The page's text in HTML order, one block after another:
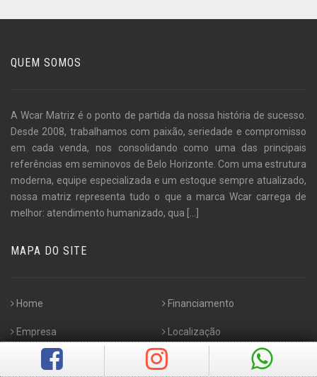
QUEM SOMOS
A Wcar Matriz é o ponto de partida da nossa história de sucesso.
Desde 2008, trabalhamos com paixão, seriedade e compromisso
em cada venda, nos consolidando como uma das principais
referências em seminovos de Belo Horizonte. Com uma estrutura
moderna, equipe especializada e um estoque sempre atualizado,
nossa matriz representa tudo o que a marca Wcar carrega de
melhor: atendimento humanizado, qua [...]
MAPA DO SITE
Home
Empresa
Veículos
Financiamento
Localização